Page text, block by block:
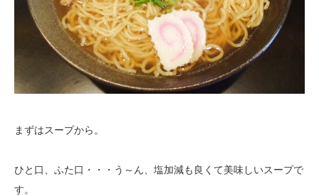
まずはスープから。
ひと口、ふた口・・・う～ん、塩加減も良くて美味しいスープで
す。